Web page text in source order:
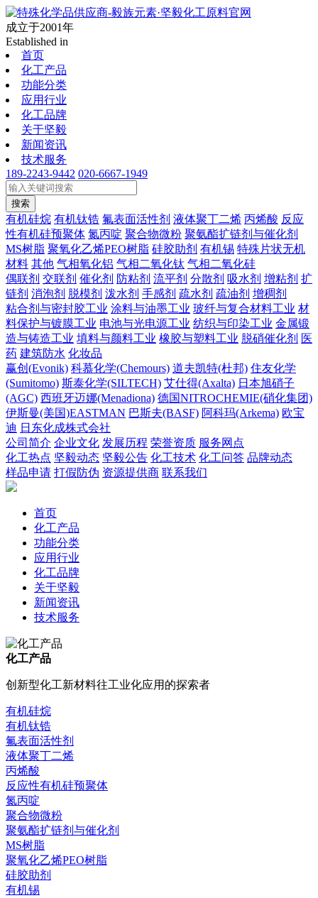
成立于2001年
Established in
首页
化工产品
功能分类
应用行业
化工品牌
关于坚毅
新闻资讯
技术服务
189-2243-9442 020-6667-1949
搜索
有机硅烷 有机钛锆 氟表面活性剂 液体聚丁二烯 丙烯酸 反应
性有机硅预聚体 氮丙啶 聚合物微粉 聚氨酯扩链剂与催化剂
MS树脂 聚氧化乙烯PEO树脂 硅胶助剂 有机锡 特殊片状无机
材料 其他 气相氧化铝 气相二氧化钛 气相二氧化硅
偶联剂 交联剂 催化剂 防粘剂 流平剂 分散剂 吸水剂 增粘剂 扩
链剂 消泡剂 脱模剂 泼水剂 手感剂 疏水剂 疏油剂 增稠剂
粘合剂与密封胶工业 涂料与油墨工业 玻纤与复合材料工业 材
料保护与镀膜工业 电池与光电源工业 纺织与印染工业 金属锻
造与铸造工业 填料与颜料工业 橡胶与塑料工业 脱硝催化剂 医
药 建筑防水 化妆品
赢创(Evonik) 科慕化学(Chemours) 道夫凯特(杜邦) 住友化学
(Sumitomo) 斯泰化学(SILTECH) 艾仕得(Axalta) 日本旭硝子
(AGC) 西班牙迈娜(Menadiona) 德国NITROCHEMIE(硝化集团)
伊斯曼(美国)EASTMAN 巴斯夫(BASF) 阿科玛(Arkema) 欧宝
迪 日东化成株式会社
公司简介 企业文化 发展历程 荣誉资质 服务网点
化工热点 坚毅动态 坚毅公告 化工技术 化工问答 品牌动态
样品申请 打假防伪 资源提供商 联系我们
首页
化工产品
功能分类
应用行业
化工品牌
关于坚毅
新闻资讯
技术服务
化工产品
创新型化工新材料往工业化应用的探索者
有机硅烷
有机钛锆
氟表面活性剂
液体聚丁二烯
丙烯酸
反应性有机硅预聚体
氮丙啶
聚合物微粉
聚氨酯扩链剂与催化剂
MS树脂
聚氧化乙烯PEO树脂
硅胶助剂
有机锡